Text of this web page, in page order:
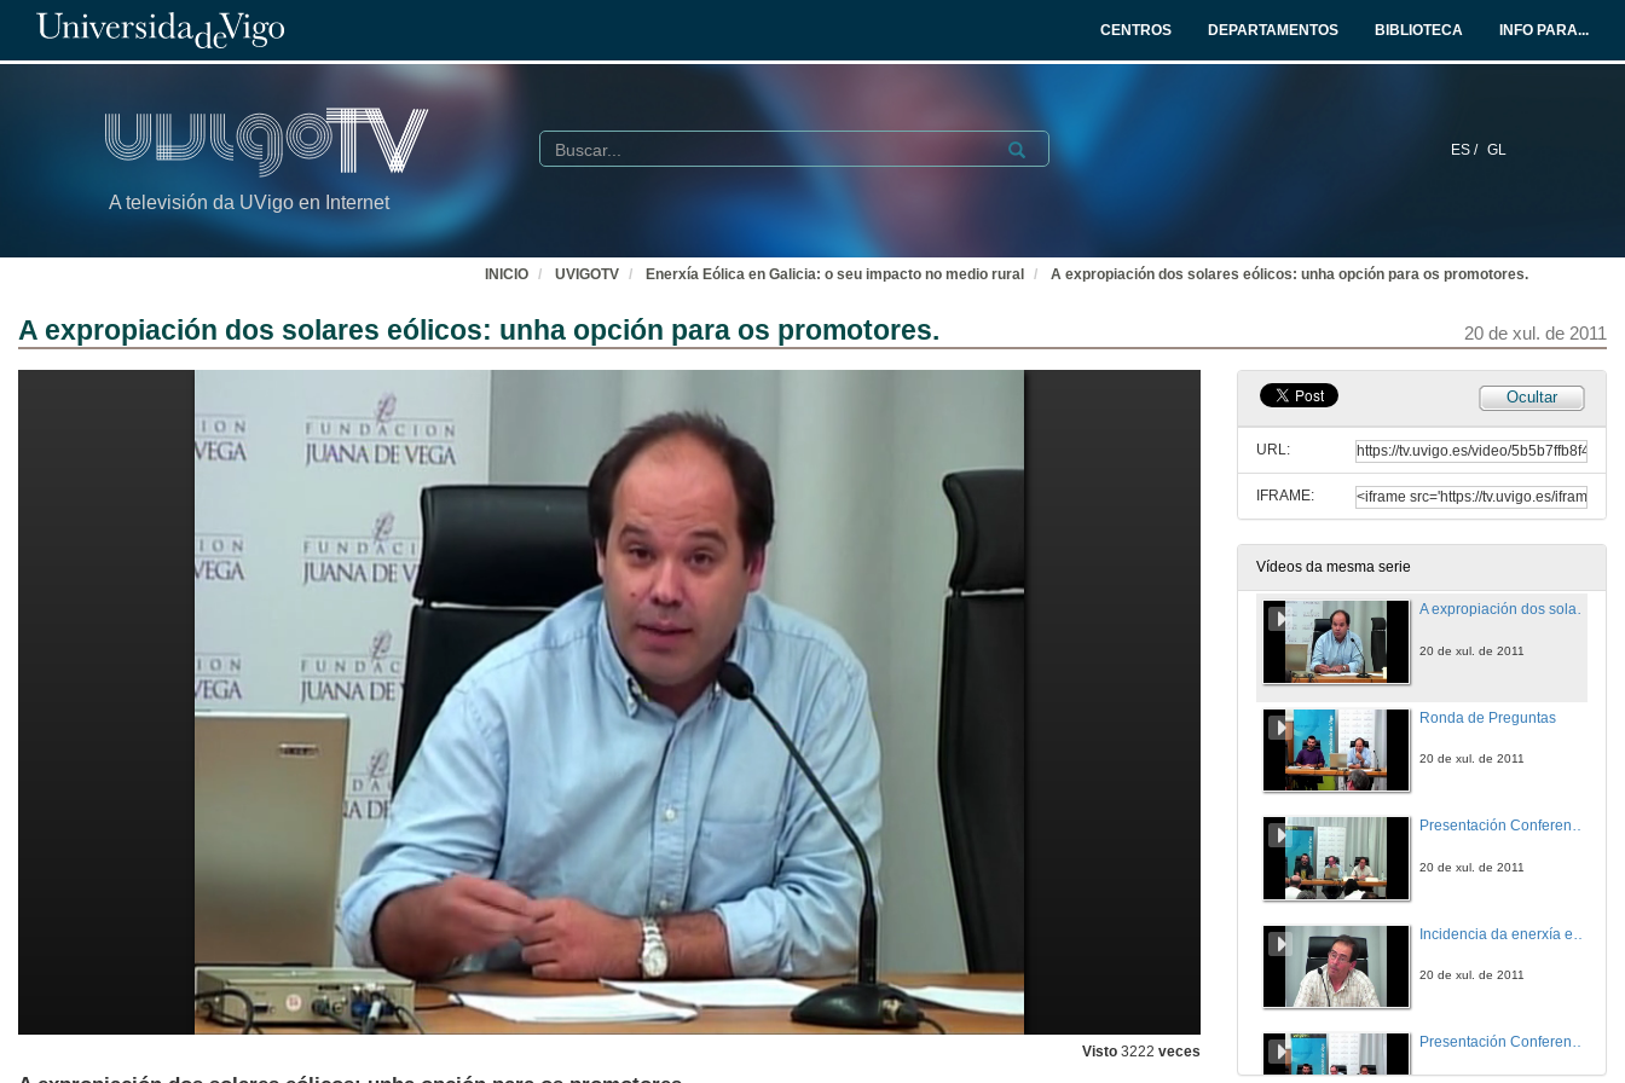
CENTROS DEPARTAMENTOS BIBLIOTECA INFO PARA...
A televisión da UVigo en Internet
ES / GL
Buscar Submit
INICIO UVIGOTV Enerxía Eólica en Galicia: o seu impacto no medio rural A expropiación dos solares eólicos: unha opción para os promotores.
A expropiación dos solares eólicos: unha opción para os promotores. 20 de xul. de 2011
Visto 3222 veces
Ocultar
URL:
IFRAME:
Vídeos da mesma serie
Ronda de preguntas
20 de xul. de 2011
Ronda de Preguntas
Presentación Conferencia Calixto Escariz
20 de xul. de 2011
A expropiación dos solares eólicos: unha opción para os promotores.
20 de xul. de 2011
Ronda de Preguntas
20 de xul. de 2011
Presentación Conferencia José Luis Corral
20 de xul. de 2011
20 de xul. de 2011
Presentación Conferencia José Antonio Diéguez